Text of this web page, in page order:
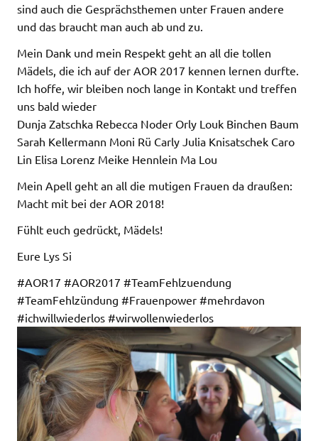
sind auch die Gesprächsthemen unter Frauen andere
und das braucht man auch ab und zu.
Mein Dank und mein Respekt geht an all die tollen
Mädels, die ich auf der AOR 2017 kennen lernen durfte.
Ich hoffe, wir bleiben noch lange in Kontakt und treffen
uns bald wieder
Dunja Zatschka Rebecca Noder Orly Louk Binchen Baum
Sarah Kellermann Moni Rü Carly Julia Knisatschek Caro
Lin Elisa Lorenz Meike Hennlein Ma Lou
Mein Apell geht an all die mutigen Frauen da draußen:
Macht mit bei der AOR 2018!
Fühlt euch gedrückt, Mädels!
Eure Lys Si
#AOR17 #AOR2017 #TeamFehlzuendung
#TeamFehlzündung #Frauenpower #mehrdavon
#ichwillwiederlos #wirwollenwiederlos